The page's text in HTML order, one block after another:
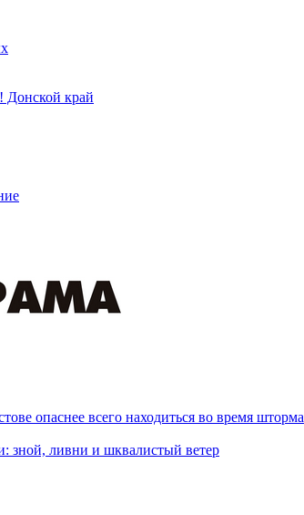
край
опаснее всего находиться во время шторма
зной, ливни и шквалистый ветер